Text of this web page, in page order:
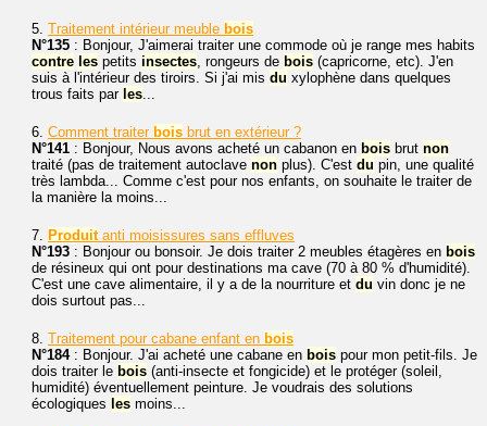
5. Traitement intérieur meuble bois
N°135 : Bonjour, J'aimerai traiter une commode où je range mes habits
contre les petits insectes, rongeurs de bois (capricorne, etc). J'en
suis à l'intérieur des tiroirs. Si j'ai mis du xylophène dans quelques
trous faits par les...
6. Comment traiter bois brut en extérieur ?
N°141 : Bonjour, Nous avons acheté un cabanon en bois brut non
traité (pas de traitement autoclave non plus). C'est du pin, une qualité
très lambda... Comme c'est pour nos enfants, on souhaite le traiter de
la manière la moins...
7. Produitanti moisissures sans effluves
N°193 : Bonjour ou bonsoir. Je dois traiter 2 meubles étagères en bois
de résineux qui ont pour destinations ma cave (70 à 80 % d'humidité).
C'est une cave alimentaire, il y a de la nourriture et du vin donc je ne
dois surtout pas...
8. Traitement pour cabane enfant en bois
N°184: Bonjour. J'ai acheté une cabane en bois pour mon petit-fils. Je
dois traiter le bois (anti-insecte et fongicide) et le protéger (soleil,
humidité) éventuellement peinture. Je voudrais des solutions
écologiques les moins...